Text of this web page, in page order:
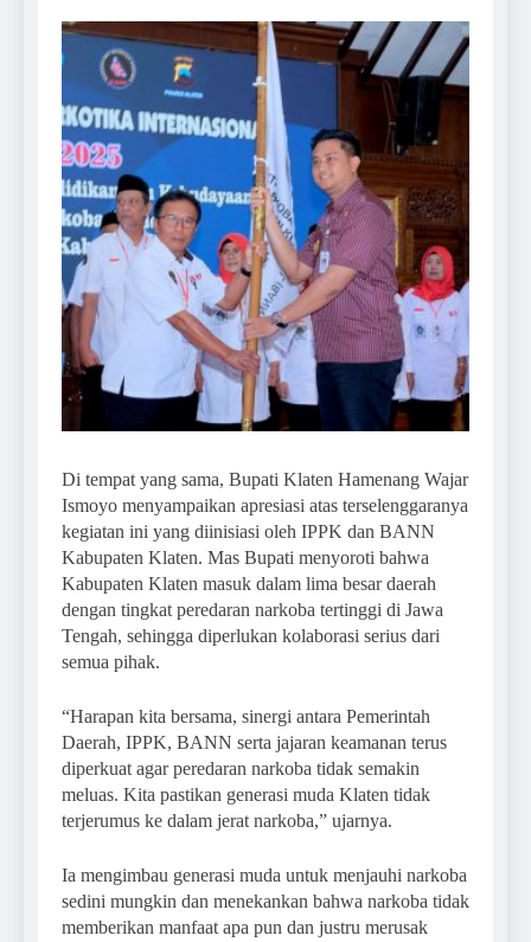
Di tempat yang sama, Bupati Klaten Hamenang Wajar
Ismoyo menyampaikan apresiasi atas terselenggaranya
kegiatan ini yang diinisiasi oleh IPPK dan BANN
Kabupaten Klaten. Mas Bupati menyoroti bahwa
Kabupaten Klaten masuk dalam lima besar daerah
dengan tingkat peredaran narkoba tertinggi di Jawa
Tengah, sehingga diperlukan kolaborasi serius dari
semua pihak.
“Harapan kita bersama, sinergi antara Pemerintah
Daerah, IPPK, BANN serta jajaran keamanan terus
diperkuat agar peredaran narkoba tidak semakin
meluas. Kita pastikan generasi muda Klaten tidak
terjerumus ke dalam jerat narkoba,” ujarnya.
Ia mengimbau generasi muda untuk menjauhi narkoba
sedini mungkin dan menekankan bahwa narkoba tidak
memberikan manfaat apa pun dan justru merusak